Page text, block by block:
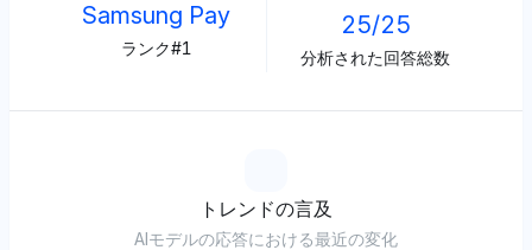
Samsung Pay
ランク#1
25/25
分析された回答総数
トレンドの言及
AIモデルの応答における最近の変化